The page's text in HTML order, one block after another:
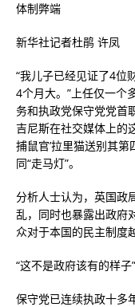
体制弊端
新华社记者杜鹃 许凤
“我儿子已经见证了4
4个月大。”上任仅一个
务和执政党保守党党首
吉尼斯在社交媒体上的
捕鼠官’拉里猫送别其
同“走马灯”。
分析人士认为，英国政
乱，同时也暴露出政府
众对于本国的民主制度
“这不是政府该有的样子”
保守党已连续执政十多